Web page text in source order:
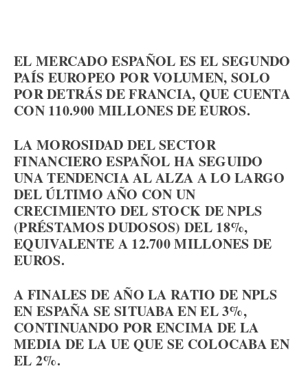
EL MERCADO ESPAÑOL ES EL SEGUNDO
PAÍS EUROPEO POR VOLUMEN, SOLO
POR DETRÁS DE FRANCIA, QUE CUENTA
CON 110.900 MILLONES DE EUROS.
LA MOROSIDAD DEL SECTOR
FINANCIERO ESPAÑOL HA SEGUIDO
UNA TENDENCIA AL ALZA A LO LARGO
DEL ÚLTIMO AÑO CON UN
CRECIMIENTO DEL STOCK DE NPLS
(PRÉSTAMOS DUDOSOS) DEL 18%,
EQUIVALENTE A 12.700 MILLONES DE
EUROS.
A FINALES DE AÑO LA RATIO DE NPLS
EN ESPAÑA SE SITUABA EN EL 3%,
CONTINUANDO POR ENCIMA DE LA
MEDIA DE LA UE QUE SE COLOCABA EN
EL 2%.